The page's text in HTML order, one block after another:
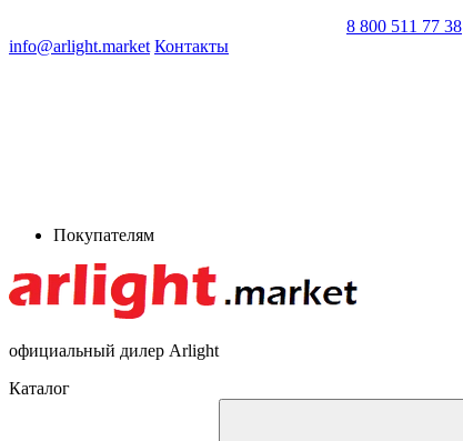
8 800 511 77 38
info@arlight.market Контакты
Покупателям
официальный дилер Arlight
Каталог